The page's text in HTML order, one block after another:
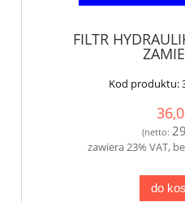
FILTR
Kod produktu:
(netto:
zawiera 23% VAT,
do